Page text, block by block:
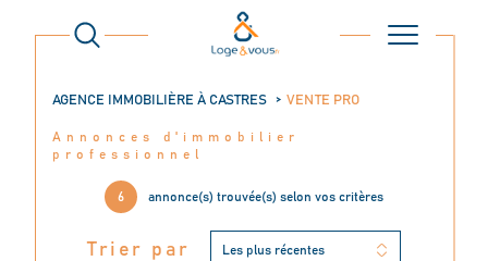
AGENCE IMMOBILIÈRE À CASTRES VENTE PRO
Annonces d'immobilier
professionnel
6 annonce(s) trouvée(s) selon vos critères
Trier par Les plus récentes